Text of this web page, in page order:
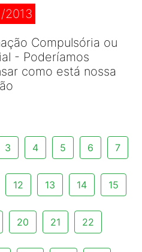
2013
Compulsória ou
- Poderíamos
como está nossa
3 4 5 6 7
12 13 14 15
20 21 22